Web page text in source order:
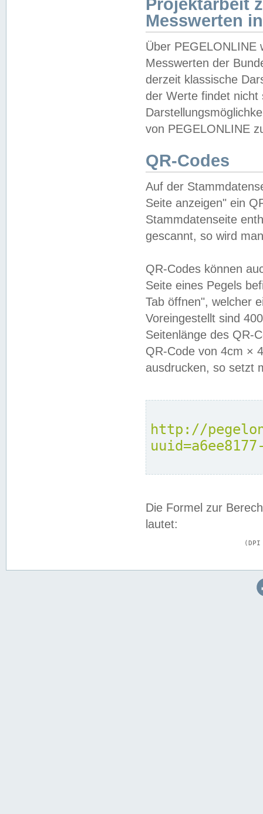
Projektarbeit
Messwerten
Über PEGELONLINE
Messwerten der
derzeit klassische
der Werte findet
von PEGELONLINE
QR-Codes
Auf der
Seite anzeigen" ein
Stammdatenseite
gescannt, so wird
QR-Codes können
Seite eines Pegels
Tab öffnen", welcher
Voreingestellt sind
Seitenlänge des QR-
QR-Code von 4cm ×
ausdrucken, so setzt
http://
Die Formel zur
lautet: